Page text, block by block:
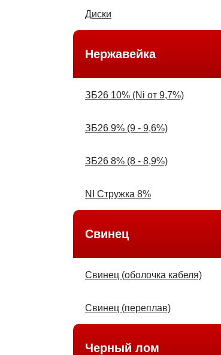
Диски
Нержавейка
ЗБ26 10% (Nі от 9,7%)
ЗБ26 9% (9 - 9,6%)
ЗБ26 8% (8 - 8,9%)
NІ Стружка 8%
Свинец
Свинец (оболочка кабеля)
Свинец (переплав)
Черный лом